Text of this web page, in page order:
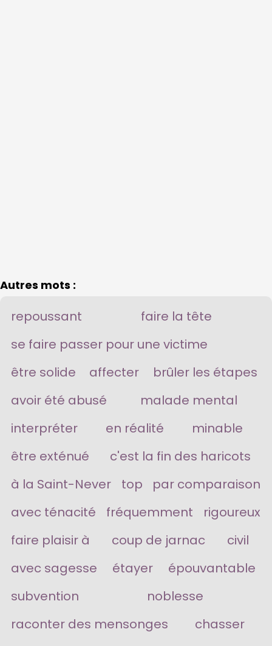
Autres mots :
repoussant
faire la tête
se faire passer pour une victime
être solide
affecter
brûler les étapes
avoir été abusé
malade mental
interpréter
en réalité
minable
être exténué
c'est la fin des haricots
à la Saint-Never
top
par comparaison
avec ténacité
fréquemment
rigoureux
faire plaisir à
coup de jarnac
civil
avec sagesse
étayer
épouvantable
subvention
noblesse
raconter des mensonges
chasser